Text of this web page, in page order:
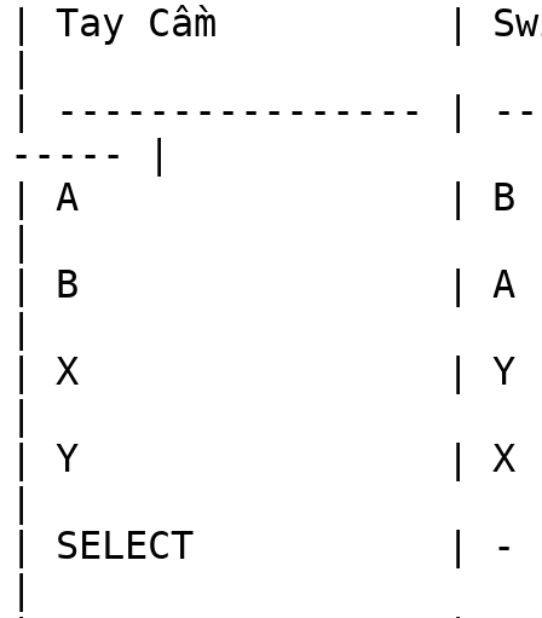
| Tay Cầm          |
| ---------------- |
----- |
| A                |
| B                |
| X                |
| Y                |
| SELECT